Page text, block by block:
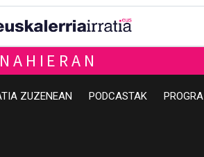
NAHIERAN
ZUZENEAN PODCASTAK